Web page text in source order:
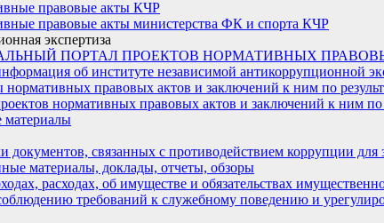
правовые акты КЧР
правовые акты министерства ФК и спорта КЧР
экспертиза
ПОРТАЛ ПРОЕКТОВ НОРМАТИВНЫХ
об институте независимой антикоррупционной
нормативных правовых актов и заключений к ним по
нормативных правовых актов и заключений к ним по
материалы
документов, связанных с противодействием коррупции для
материалы, доклады, отчеты, обзоры
расходах, об имуществе и обязательствах
требований к служебному поведению и